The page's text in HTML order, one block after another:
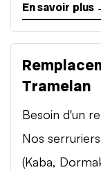
En savoir plus
Tramelan
Besoin d'un
Nos
(Kaba,